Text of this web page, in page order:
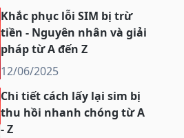
Khắc phục lỗi SIM bị trừ
tiền - Nguyên nhân và giải
pháp từ A đến Z
12/06/2025
Chi tiết cách lấy lại sim bị
thu hồi nhanh chóng từ A
- Z